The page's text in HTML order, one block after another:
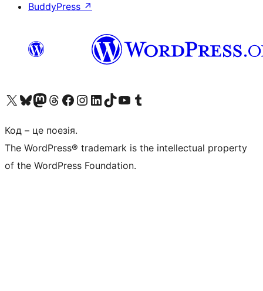
BuddyPress ↗
Visit our X (formerly Twitter) account
Visit our Bluesky account
Завітайте до нашої стрічки в Mastodon
Visit our Threads account
Завітайте на нашу сторінку в Facebook
Visit our Instagram account
Visit our LinkedIn account
Visit our TikTok account
Visit our YouTube channel
Visit our Tumblr account
Код – це поезія.
The WordPress® trademark is the intellectual property
of the WordPress Foundation.